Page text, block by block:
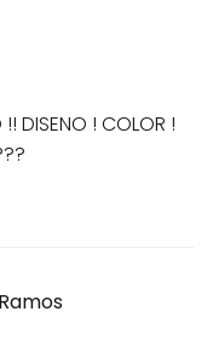
!! DISENO ! COLOR !